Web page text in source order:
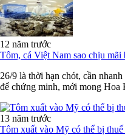
12 năm trước
Tôm, cá Việt Nam sao chịu mãi
26/9 là thời hạn chót, cần
để chứng minh, mới mong Hoa
13 năm trước
Tôm xuất vào Mỹ có thể bị